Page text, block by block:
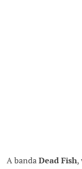
A bandaDead Fish,